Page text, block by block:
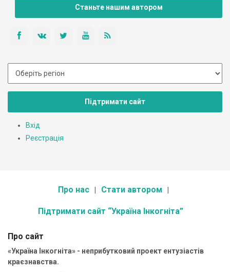
Станьте нашим автором
Підтримати сайт
Вхід
Реєстрація
Про нас Стати автором
Підтримати сайт “Україна Інкогніта”
Про сайт
«Україна Інкогніта» - неприбутковий проект ентузіастів
краєзнавства.